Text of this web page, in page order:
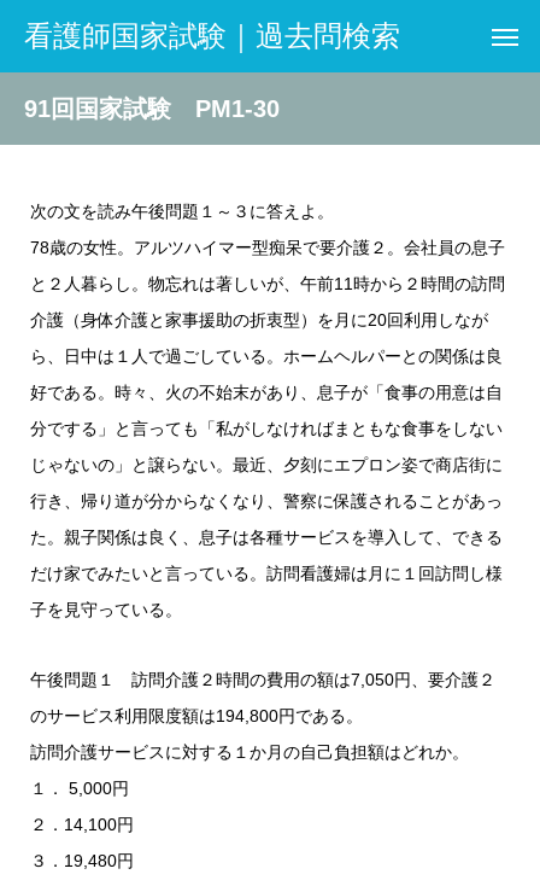
看護師国家試験｜過去問検索
91回国家試験 PM1-30
次の文を読み午後問題１～３に答えよ。
78歳の女性。アルツハイマー型痴呆で要介護２。会社員の息子
と２人暮らし。物忘れは著しいが、午前11時から２時間の訪問
介護（身体介護と家事援助の折衷型）を月に20回利用しなが
ら、日中は１人で過ごしている。ホームヘルパーとの関係は良
好である。時々、火の不始末があり、息子が「食事の用意は自
分でする」と言っても「私がしなければまともな食事をしない
じゃないの」と譲らない。最近、夕刻にエプロン姿で商店街に
行き、帰り道が分からなくなり、警察に保護されることがあっ
た。親子関係は良く、息子は各種サービスを導入して、できる
だけ家でみたいと言っている。訪問看護婦は月に１回訪問し様
子を見守っている。
午後問題１ 訪問介護２時間の費用の額は7,050円、要介護２
のサービス利用限度額は194,800円である。
訪問介護サービスに対する１か月の自己負担額はどれか。
１． 5,000円
２．14,100円
３．19,480円